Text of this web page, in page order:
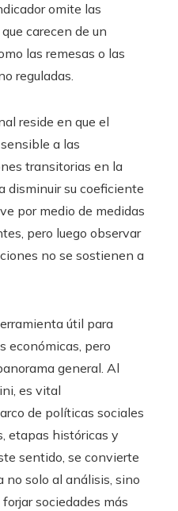
omite las
carecen de un
las remesas o las
reguladas.
reside en que el
a las
transitorias en la
disminuir su coeficiente
por medio de medidas
pero luego observar
no se sostienen a
útil para
económicas, pero
general. Al
es vital
de políticas sociales
etapas históricas y
sentido, se convierte
no solo al análisis, sino
sociedades más